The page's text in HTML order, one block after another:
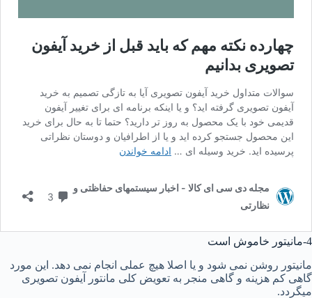
4-مانیتور خاموش است
مانیتور روشن نمی شود و یا اصلا هیچ عملی انجام نمی دهد. این مورد
گاهی کم هزینه و گاهی منجر به تعویض کلی مانتور آیفون تصویری
میگردد.